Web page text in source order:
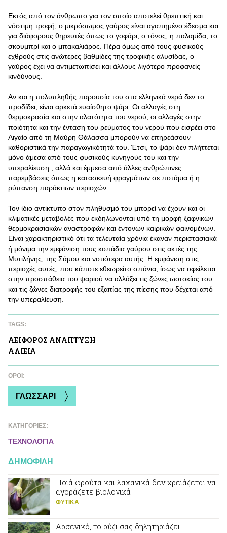
Εκτός από τον άνθρωπο για τον οποίο αποτελεί θρεπτική και
νόστιμη τροφή, ο μικρόσωμος γαύρος είναι αγαπημένο έδεσμα και
για διάφορους θηρευτές όπως το γοφάρι, ο τόνος, η παλαμίδα, το
σκουμπρί και ο μπακαλιάρος. Πέρα όμως από τους φυσικούς
εχθρούς στις ανώτερες βαθμίδες της τροφικής αλυσίδας, ο
γαύρος έχει να αντιμετωπίσει και άλλους λιγότερο προφανείς
κινδύνους.
Αν και η πολυπληθής παρουσία του στα ελληνικά νερά δεν το
προδίδει, είναι αρκετά ευαίσθητο ψάρι. Οι αλλαγές στη
θερμοκρασία και στην αλατότητα του νερού, οι αλλαγές στην
ποιότητα και την ένταση του ρεύματος του νερού που εισρέει στο
Αιγαίο από τη Μαύρη Θάλασσα μπορούν να επηρεάσουν
καθοριστικά την παραγωγικότητά του. Έτσι, το ψάρι δεν πλήττεται
μόνο άμεσα από τους φυσικούς κυνηγούς του και την
υπεραλίευση , αλλά και έμμεσα από άλλες ανθρώπινες
παρεμβάσεις όπως η κατασκευή φραγμάτων σε ποτάμια ή η
ρύπανση παράκτιων περιοχών.
Τον ίδιο αντίκτυπο στον πληθυσμό του μπορεί να έχουν και οι
κλιματικές μεταβολές που εκδηλώνονται υπό τη μορφή ξαφνικών
θερμοκρασιακών αναστροφών και έντονων καιρικών φαινομένων.
Είναι χαρακτηριστικό ότι τα τελευταία χρόνια έκαναν περιστασιακά
ή μόνιμα την εμφάνιση τους κοπάδια γαύρου στις ακτές της
Μυτιλήνης, της Σάμου και νοτιότερα αυτής. Η εμφάνιση στις
περιοχές αυτές, που κάποτε εθεωρείτο σπάνια, ίσως να οφείλεται
στην προσπάθεια του ψαριού να αλλάξει τις ζώνες ωοτοκίας του
και τις ζώνες διατροφής του εξαιτίας της πίεσης που δέχεται από
την υπεραλίευση.
TAGS:
ΑΕΙΦΟΡΟΣ ΑΝAΠΤΥΞΗ
ΑΛΙΕΙΑ
ΌΡΟΙ:
ΓΛΩΣΣΑΡΙ
ΚΑΤΗΓΟΡΙΕΣ:
ΤΕΧΝΟΛΟΓΙΑ
ΔΗΜΟΦΙΛΗ
Ποιά φρούτα και λαχανικά δεν χρειάζεται να
αγοράζετε βιολογικά
ΦΥΤΙΚA
Αρσενικό, το ρύζι σας δηλητηριάζει